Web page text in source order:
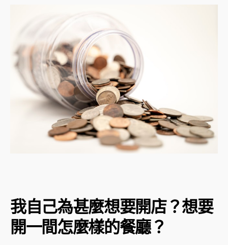
我自己為甚麼想要開店？想要
開一間怎麼樣的餐廳？